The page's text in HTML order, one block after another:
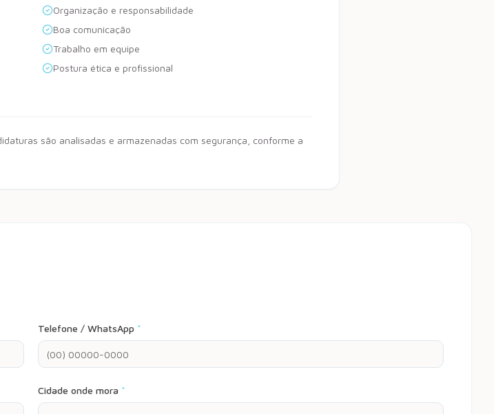
Organização e responsabilidade
Boa comunicação
Trabalho em equipe
Postura ética e profissional
são analisadas e armazenadas com segurança, conforme a
Telefone / WhatsApp *
Cidade onde mora *